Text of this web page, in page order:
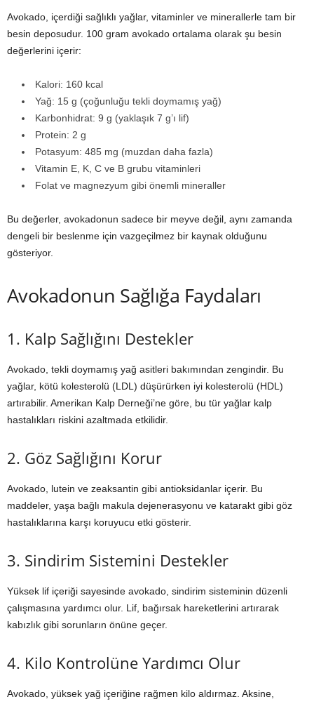
Avokado, içerdiği sağlıklı yağlar, vitaminler ve minerallerle tam bir
besin deposudur. 100 gram avokado ortalama olarak şu besin
değerlerini içerir:
Kalori: 160 kcal
Yağ: 15 g (çoğunluğu tekli doymamış yağ)
Karbonhidrat: 9 g (yaklaşık 7 g’ı lif)
Protein: 2 g
Potasyum: 485 mg (muzdan daha fazla)
Vitamin E, K, C ve B grubu vitaminleri
Folat ve magnezyum gibi önemli mineraller
Bu değerler, avokadonun sadece bir meyve değil, aynı zamanda
dengeli bir beslenme için vazgeçilmez bir kaynak olduğunu
gösteriyor.
Avokadonun Sağlığa Faydaları
1. Kalp Sağlığını Destekler
Avokado, tekli doymamış yağ asitleri bakımından zengindir. Bu
yağlar, kötü kolesterolü (LDL) düşürürken iyi kolesterolü (HDL)
artırabilir. Amerikan Kalp Derneği’ne göre, bu tür yağlar kalp
hastalıkları riskini azaltmada etkilidir.
2. Göz Sağlığını Korur
Avokado, lutein ve zeaksantin gibi antioksidanlar içerir. Bu
maddeler, yaşa bağlı makula dejenerasyonu ve katarakt gibi göz
hastalıklarına karşı koruyucu etki gösterir.
3. Sindirim Sistemini Destekler
Yüksek lif içeriği sayesinde avokado, sindirim sisteminin düzenli
çalışmasına yardımcı olur. Lif, bağırsak hareketlerini artırarak
kabızlık gibi sorunların önüne geçer.
4. Kilo Kontrolüne Yardımcı Olur
Avokado, yüksek yağ içeriğine rağmen kilo aldırmaz. Aksine,